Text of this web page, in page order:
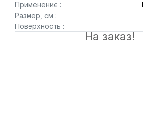
Применение :
Размер, см :
Поверхность :
На заказ!